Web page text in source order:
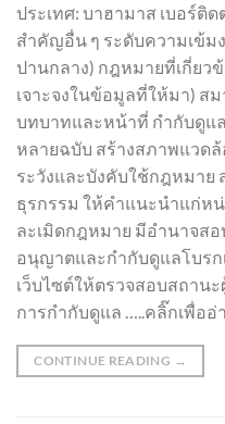
ประเทศ: บาฮามาส เบอร์ติ
สำคัญอื่น ๆ ระดับความเข้มง
ปานกลาง) กฎหมายที่เกี่ยว
เจาะจงในข้อมูลที่ให้มา) ส
บทบาทและหน้าที่ กำกับดูแ
หลายฉบับ สร้างสภาพแวด
ระวังและบังคับใช้กฎหมาย
ธุรกรรม ให้คำแนะนำแก่ห
ละเมิดกฎหมาย มีอำนาจสอ
อนุญาตและกำกับดูแลโบรก
เว็บไซต์ให้ตรวจสอบสถาน
การกำกับดูแล …..คลิ๊กเพื่ออ่
CONTINUE READING →